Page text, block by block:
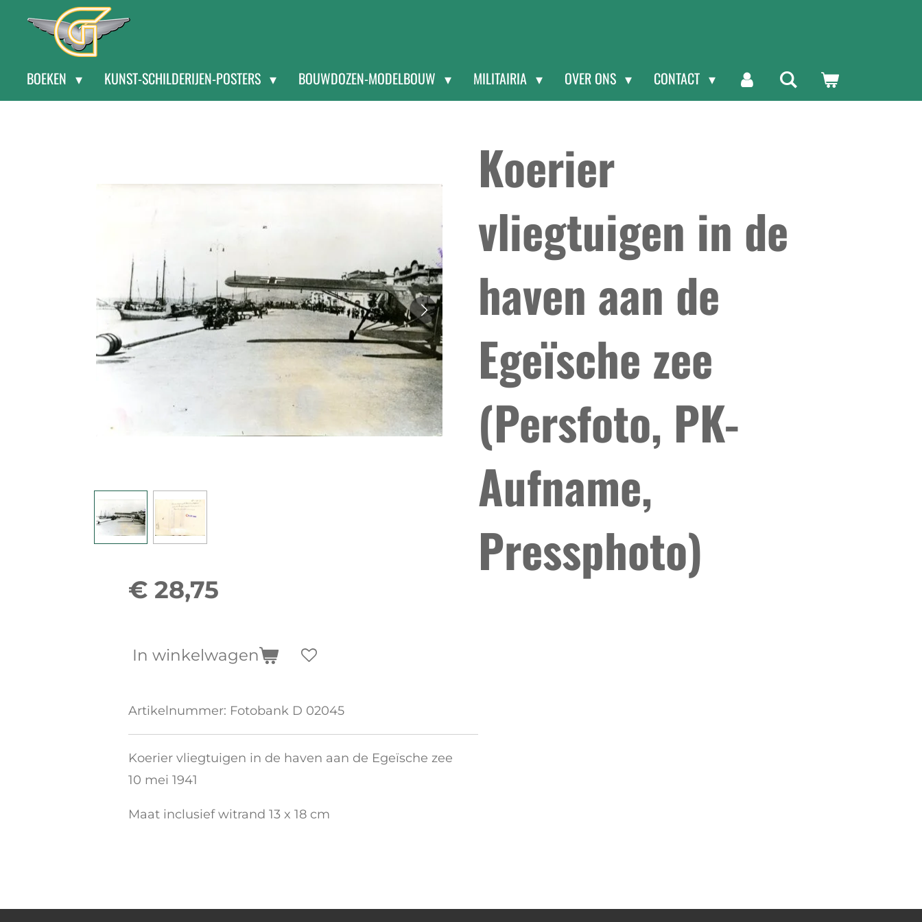
hoofdinhoud
BOEKEN KUNST-SCHILDERIJEN-POSTERS BOUWDOZEN-MODELBOUW MILITAIRIA OVER ONS CONTACT
Koerier
vliegtuigen in de
haven aan de
Egeïsche zee
(Persfoto, PK-
Aufname,
Pressphoto)
€ 28,75
In winkelwagen
Artikelnummer: Fotobank D 02045
Koerier vliegtuigen in de haven aan de Egeïsche zee
10 mei 1941
Maat inclusief witrand 13 x 18 cm